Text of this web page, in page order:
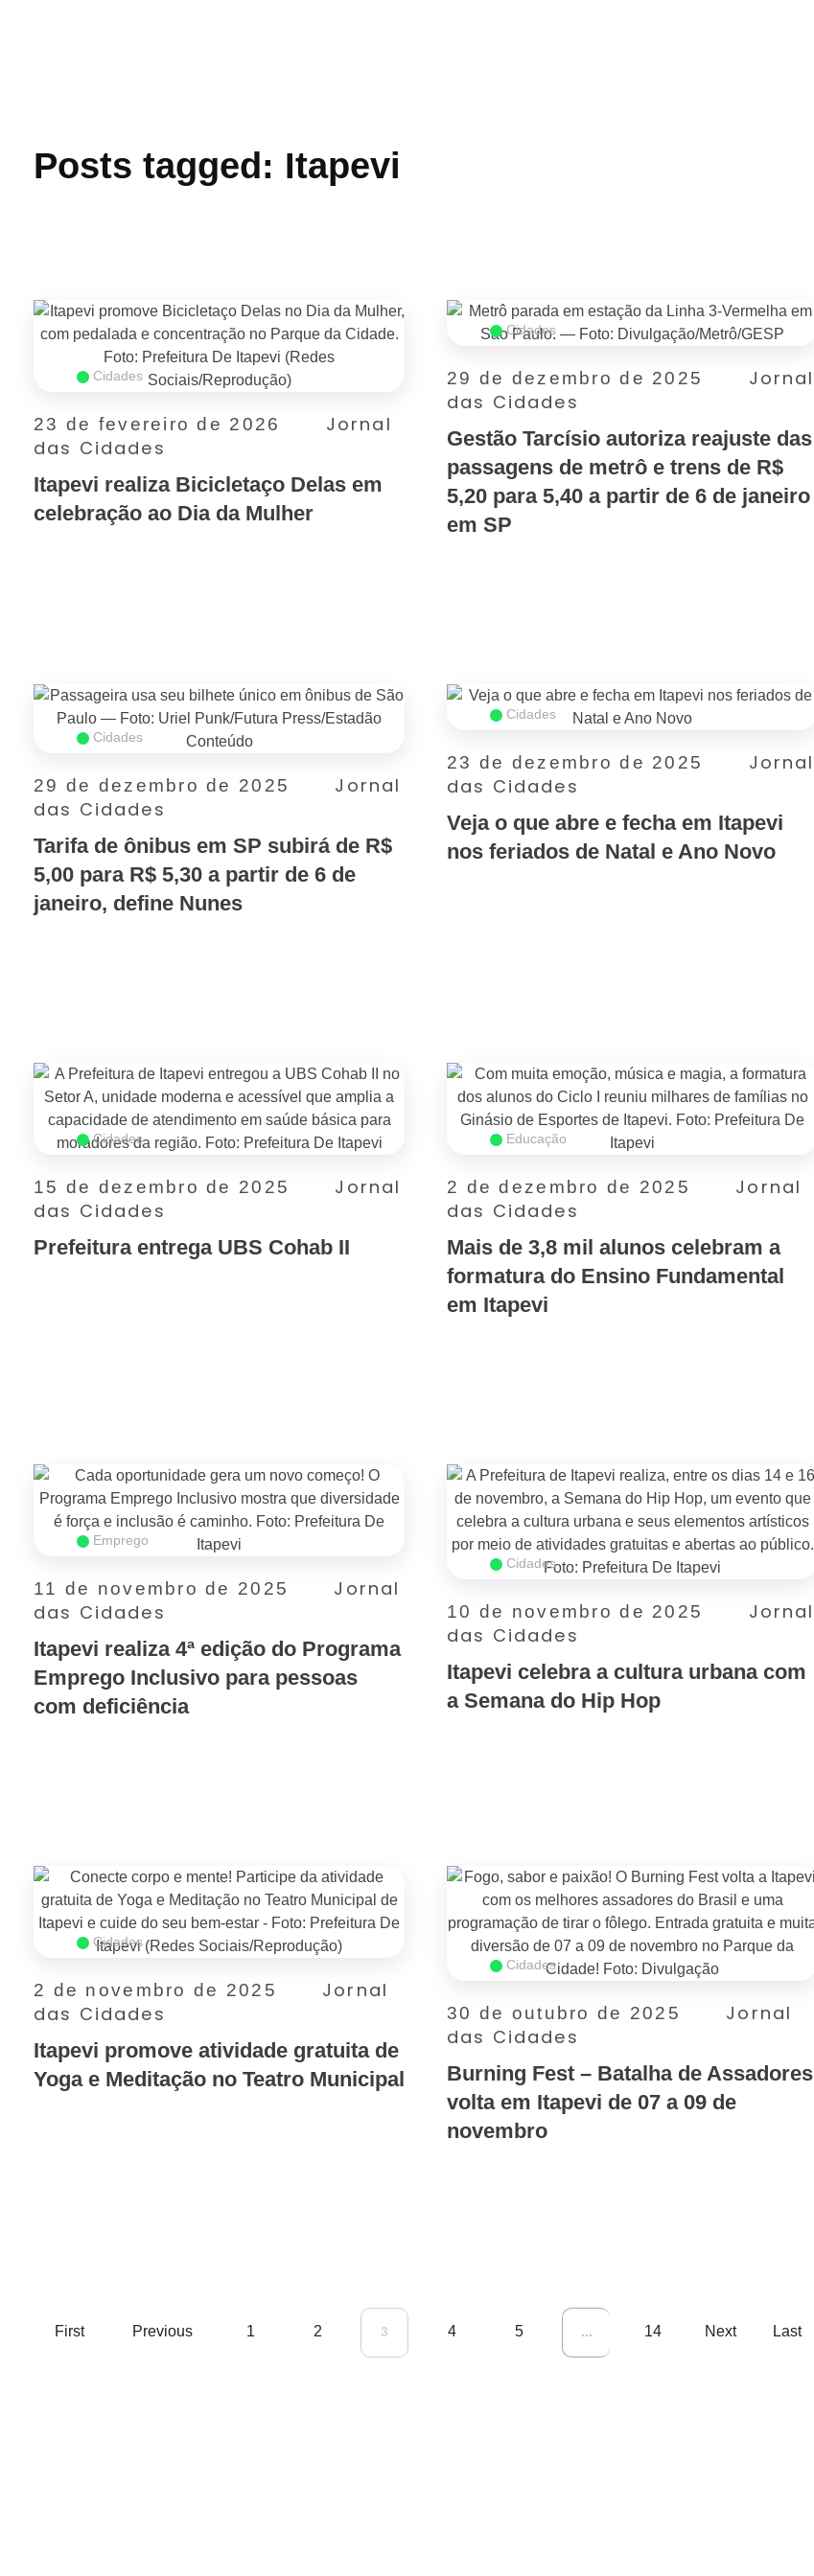
Posts tagged: Itapevi
23 de fevereiro de 2026
Jornal
das Cidades
Cidades
Itapevi realiza Bicicletaço Delas em
celebração ao Dia da Mulher
29 de dezembro de 2025
Jornal
das Cidades
Cidades
Gestão Tarcísio autoriza reajuste das
passagens de metrô e trens de R$
5,20 para 5,40 a partir de 6 de janeiro
em SP
29 de dezembro de 2025
Jornal
das Cidades
Cidades
Tarifa de ônibus em SP subirá de R$
5,00 para R$ 5,30 a partir de 6 de
janeiro, define Nunes
23 de dezembro de 2025
Jornal
das Cidades
Cidades
Veja o que abre e fecha em Itapevi
nos feriados de Natal e Ano Novo
15 de dezembro de 2025
Jornal
das Cidades
Cidades
Prefeitura entrega UBS Cohab II
2 de dezembro de 2025
Jornal
das Cidades
Educação
Mais de 3,8 mil alunos celebram a
formatura do Ensino Fundamental
em Itapevi
11 de novembro de 2025
Jornal
das Cidades
Emprego
Itapevi realiza 4ª edição do Programa
Emprego Inclusivo para pessoas
com deficiência
10 de novembro de 2025
Jornal
das Cidades
Cidades
Itapevi celebra a cultura urbana com
a Semana do Hip Hop
2 de novembro de 2025
Jornal
das Cidades
Cidades
Itapevi promove atividade gratuita de
Yoga e Meditação no Teatro Municipal
30 de outubro de 2025
Jornal
das Cidades
Cidades
Burning Fest – Batalha de Assadores
volta em Itapevi de 07 a 09 de
novembro
First Previous 1 2 3 4 5 ... 14 Next Last